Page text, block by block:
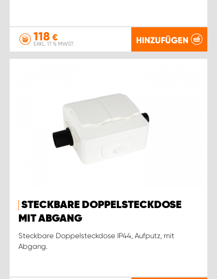
118 €
EXKL. 17 % MWST. HINZUFÜGEN
STECKBARE DOPPELSTECKDOSE
MIT ABGANG
Steckbare Doppelsteckdose IP44, Aufputz, mit
Abgang.